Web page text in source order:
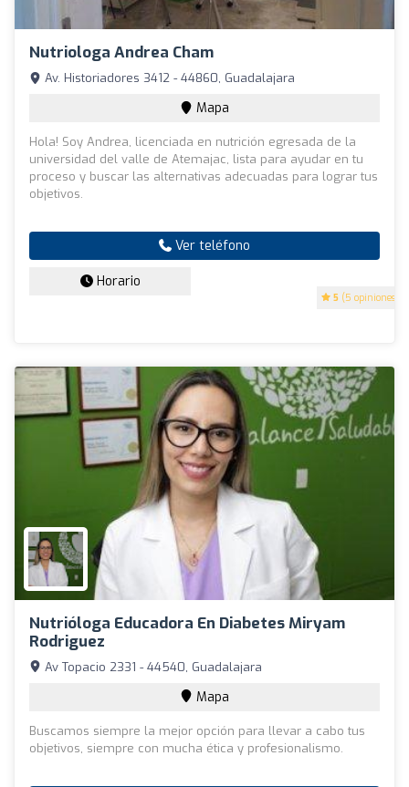
Nutriologa Andrea Cham
5 (5 opiniones)
Av. Historiadores 3412 - 44860, Guadalajara
Mapa
Hola! Soy Andrea, licenciada en nutrición egresada de la
universidad del valle de Atemajac, lista para ayudar en tu
proceso y buscar las alternativas adecuadas para lograr tus
objetivos.
Ver teléfono
Horario
Nutrióloga Educadora En Diabetes Miryam
Rodriguez
Av Topacio 2331 - 44540, Guadalajara
Mapa
Buscamos siempre la mejor opción para llevar a cabo tus
objetivos, siempre con mucha ética y profesionalismo.